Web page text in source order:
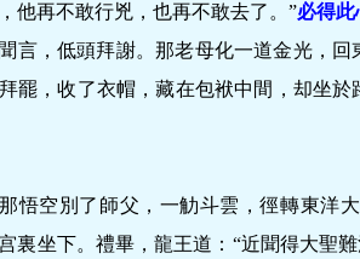
他再不敢行兇，也再不敢去了。”必得
言，低頭拜謝。那老母化一道金光，
罷，收了衣帽，藏在包袱中間，却坐
悟空別了師父，一觔斗雲，徑轉東洋
裏坐下。禮畢，龍王道：“近聞得大聖